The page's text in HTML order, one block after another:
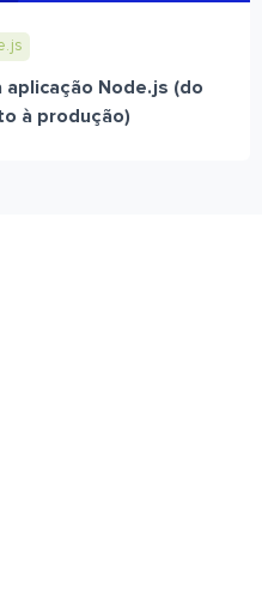
aplicação Node.js (do
à produção)